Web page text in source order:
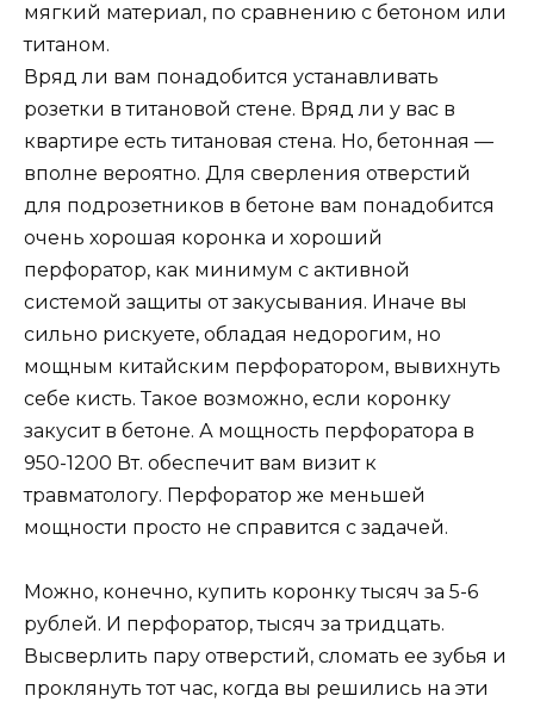
мягкий материал, по сравнению с бетоном или
титаном.
Вряд ли вам понадобится устанавливать
розетки в титановой стене. Вряд ли у вас в
квартире есть титановая стена. Но, бетонная —
вполне вероятно. Для сверления отверстий
для подрозетников в бетоне вам понадобится
очень хорошая коронка и хороший
перфоратор, как минимум с активной
системой защиты от закусывания. Иначе вы
сильно рискуете, обладая недорогим, но
мощным китайским перфоратором, вывихнуть
себе кисть. Такое возможно, если коронку
закусит в бетоне. А мощность перфоратора в
950-1200 Вт. обеспечит вам визит к
травматологу. Перфоратор же меньшей
мощности просто не справится с задачей.
Можно, конечно, купить коронку тысяч за 5-6
рублей. И перфоратор, тысяч за тридцать.
Высверлить пару отверстий, сломать ее зубья и
проклянуть тот час, когда вы решились на эти